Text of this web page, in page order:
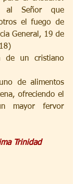
al Señor que
el fuego de
General, 19 de
de un cristiano
de alimentos
ofreciendo el
mayor fervor
Trinidad